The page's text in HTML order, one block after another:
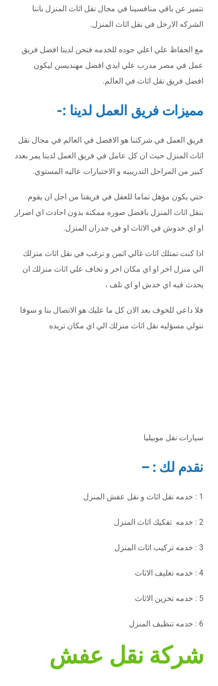
نتميز عن باقي منافسينا في مجال نقل اثاث المنزل باننا
الشركه الارخل في نقل اثاث المنزل.
مع الحفاظ علي اعلي جوده للخدمه فنحن لدينا افضل فريق
عمل في مصر مدرب علي ايدي افضل مهنديسن ليكون
افضل فريق نقل اثاث في العالم.
مميزات فريق العمل لدينا :-
فريق العمل في شركتنا هو الافضل في العالم في مجال نقل
اثاث المنزل حيث ان كل عامل في فريق العمل لدينا يمر بعدد
كبير من المراحل التدريبيه و الاختبارات عاليه المستوي.
حتي يكون مؤهل تماما للعفل في فريقنا من اجل ان يقوم
بنقل اثاث المنزل بافضل صوره ممكنه بدون احادث اي اضرار
او اي خدوش في الاثاث او في جدران المنزل.
اذا كنت تمتلك اثاث غالي اثمن و ترغب في نقل اثاث منزلك
الي منزل اخر او اي مكان اخر و تخاف علي اثاث منزلك ان
يحدث فيه اي خدش او اي تلف ،
فلا داعي للخوف بعد الان كل ما عليك هو الاتصال بنا و سوفا
نتولي مسؤليه نقل اثاث منزلك الي اي مكان تريده
سيارات نقل موبيليا
نقدم لك : –
1 : خدمه نقل اثاث و نقل عفش المنزل
2 : خدمه تفكيك اثاث المنزل
3 : خدمه تركيب اثاث المنزل
4 : خدمه تغليف الاثاث
5 : خدمه تخزين الاثاث
6 : خدمه تنظيف المنزل
شركة نقل عفش